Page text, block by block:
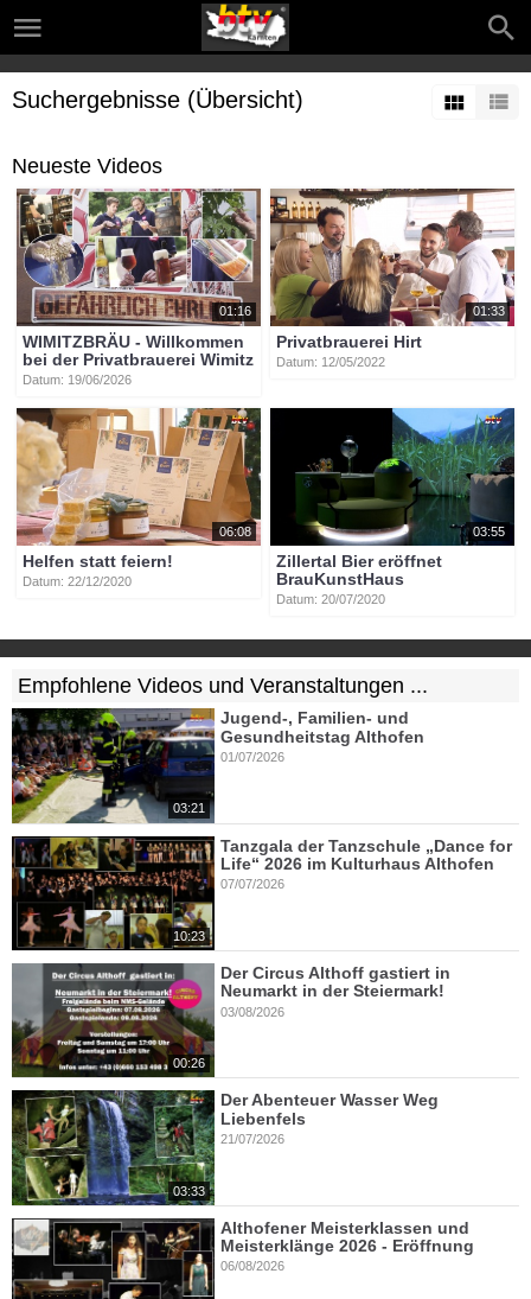
Suchergebnisse (Übersicht)
Neueste Videos
01:16
WIMITZBRÄU - Willkommen
bei der Privatbrauerei Wimitz
Datum: 19/06/2026
01:33
Privatbrauerei Hirt
Datum: 12/05/2022
06:08
Helfen statt feiern!
Datum: 22/12/2020
03:55
Zillertal Bier eröffnet
BrauKunstHaus
Datum: 20/07/2020
Empfohlene Videos und Veranstaltungen ...
03:21
Jugend-, Familien- und
Gesundheitstag Althofen
01/07/2026
10:23
Tanzgala der Tanzschule „Dance for
Life“ 2026 im Kulturhaus Althofen
07/07/2026
00:26
Der Circus Althoff gastiert in
Neumarkt in der Steiermark!
03/08/2026
03:33
Der Abenteuer Wasser Weg
Liebenfels
21/07/2026
Althofener Meisterklassen und
Meisterklänge 2026 - Eröffnung
06/08/2026